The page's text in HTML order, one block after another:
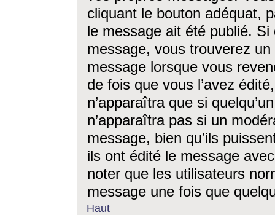
cliquant le bouton adéquat,
le message ait été publié. Si
message, vous trouverez
message lorsque vous
de fois que vous l’avez
n’apparaîtra que si
n’apparaîtra pas si un
message, bien qu’ils
ils ont édité le message
noter que les utilisateurs
message une fois que
Haut